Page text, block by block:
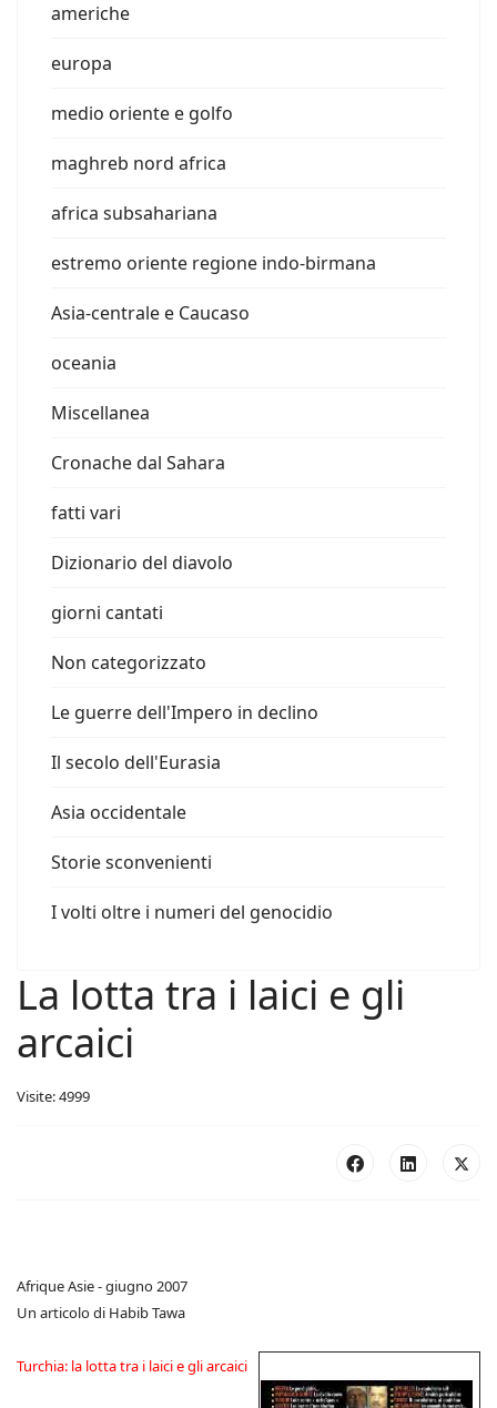
americhe
europa
medio oriente e golfo
maghreb nord africa
africa subsahariana
estremo oriente regione indo-birmana
Asia-centrale e Caucaso
oceania
Miscellanea
Cronache dal Sahara
fatti vari
Dizionario del diavolo
giorni cantati
Non categorizzato
Le guerre dell'Impero in declino
Il secolo dell'Eurasia
Asia occidentale
Storie sconvenienti
I volti oltre i numeri del genocidio
La lotta tra i laici e gli
arcaici
Visite: 4999
Afrique Asie - giugno 2007
Un articolo di Habib Tawa
Turchia: la lotta tra i laici e gli arcaici